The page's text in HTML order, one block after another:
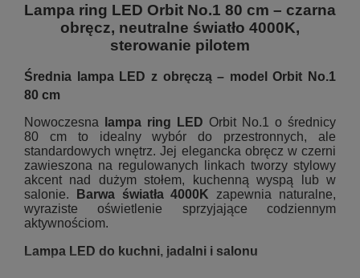
Lampa ring LED Orbit No.1 80 cm – czarna
obręcz, neutralne światło 4000K,
sterowanie pilotem
Średnia lampa LED z obręczą – model Orbit No.1
80 cm
Nowoczesna
lampa ring LED Orbit No.1 o średnicy
80 cm to idealny wybór do przestronnych, ale
standardowych wnętrz. Jej elegancka obręcz w czerni
zawieszona na regulowanych linkach tworzy stylowy
akcent nad dużym stołem, kuchenną wyspą lub w
salonie.
Barwa światła 4000K zapewnia naturalne,
wyraziste oświetlenie sprzyjające codziennym
aktywnościom.
Lampa LED do kuchni, jadalni i salonu